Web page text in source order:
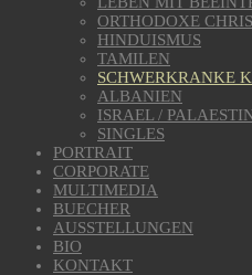
ORTHODOXE
HINDUISMUS
TAMILEN
SCHWERKRANKE
ALBANIEN
ISRAEL /
SINGLES
PORTRAIT
CORPORATE
MULTIMEDIA
BUECHER
AUSSTELLUNGEN
BIO
KONTAKT